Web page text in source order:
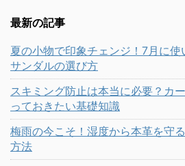
最新の記事
夏の小物で印象チェンジ！7月に使
サンダルの選び方
スキミング防止は本当に必要？カ
っておきたい基礎知識
梅雨の今こそ！湿度から本革を守
方法